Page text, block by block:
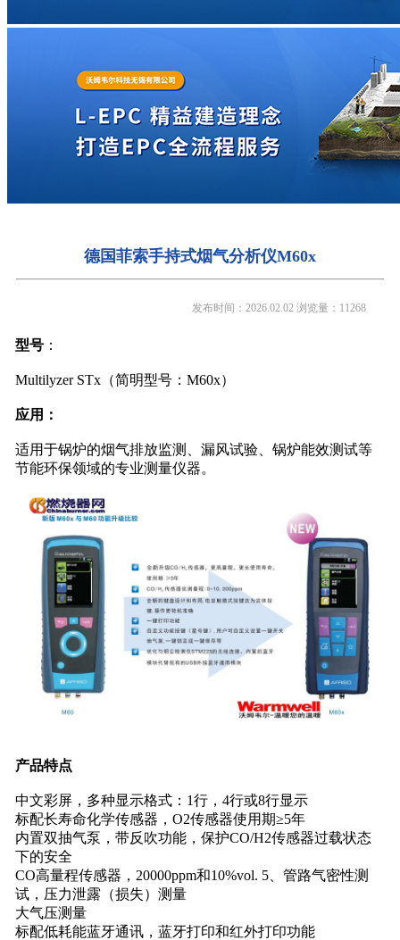
德国菲索手持式烟气分析仪M60x
发布时间：2026.02.02 浏览量：11268
型号：
Multilyzer STx（简明型号：M60x）
应用：
适用于锅炉的烟气排放监测、漏风试验、锅炉能效测试等
节能环保领域的专业测量仪器。
产品特点
中文彩屏，多种显示格式：1行，4行或8行显示
标配长寿命化学传感器，O2传感器使用期≥5年
内置双抽气泵，带反吹功能，保护CO/H2传感器过载状态
下的安全
CO高量程传感器，20000ppm和10%vol. 5、管路气密性测
试，压力泄露（损失）测量
大气压测量
标配低耗能蓝牙通讯，蓝牙打印和红外打印功能